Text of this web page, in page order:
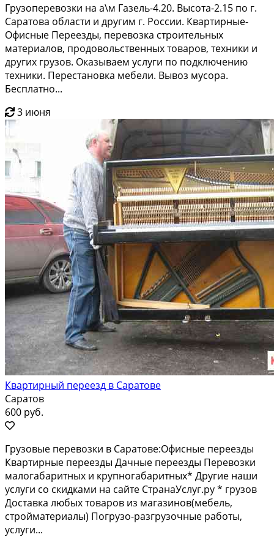
Грузоперевозки на а\м Газель-4.20. Высота-2.15 по г.
Саратова области и другим г. России. Квартирные-
Офисные Переезды, перевозка строительных
материалов, продовольственных товаров, техники и
других грузов. Оказываем услуги по подключению
техники. Перестановка мебели. Вывоз мусора.
Бесплатно...
3 июня
Квартирный переезд в Саратове
Саратов
600 руб.
Грузовые перевозки в Саратове:Офисные переезды
Квартирные переезды Дачные переезды Перевозки
малогабаритных и крупногабаритных* Другие наши
услуги со скидками на сайте СтранаУслуг.ру * грузов
Доставка любых товаров из магазинов(мебель,
стройматериалы) Погрузо-разгрузочные работы,
услуги...